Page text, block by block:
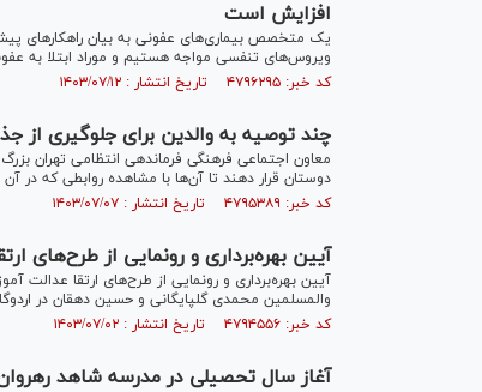
افزایش است
یک متخصص بیماری‌های عفونی به بیان راهکار‌های
ویروس‌های تنفسی مواجه هستیم و موراد ابتلا به
کد خبر: ۴۷۹۶۲۹۵ تاریخ انتشار : ۱۴۰۳/۰۷/۱۲
چند توصیه به والدین برای جلوگیری از
معاون اجتماعی فرهنگی فرماندهی انتظامی تهران
دوستان قرار دهند تا آن‌ها با مشاهده روابطی که در آن
کد خبر: ۴۷۹۵۳۸۹ تاریخ انتشار : ۱۴۰۳/۰۷/۰۷
آیین بهره‌برداری و رونمایی از طرح‌های
والمسلمین محمدی گلپایگانی و حسین دهقان در
کد خبر: ۴۷۹۴۵۵۶ تاریخ انتشار : ۱۴۰۳/۰۷/۰۲
آغاز سال تحصیلی در مدرسه شاهد